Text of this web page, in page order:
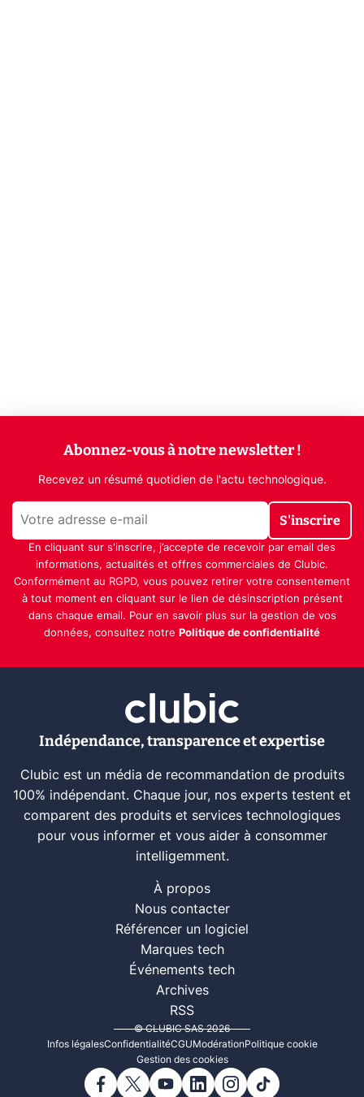
Abonnez-vous à notre newsletter !
Recevez un résumé quotidien de l'actu technologique.
S'inscrire
En cliquant sur s'inscrire, j’accepte de recevoir par email des
informations, actualités et offres commerciales de Clubic.
Conformément au RGPD, vous pouvez retirer votre consentement
à tout moment en cliquant sur le lien de désinscription présent
dans chaque email. Pour en savoir plus sur la gestion de vos
données, consultez notre Politique de confidentialité
Indépendance, transparence et expertise
Clubic est un média de recommandation de produits
100% indépendant. Chaque jour, nos experts testent et
comparent des produits et services technologiques
pour vous informer et vous aider à consommer
intelligemment.
À propos
Nous contacter
Référencer un logiciel
Marques tech
Événements tech
Archives
RSS
© CLUBIC SAS 2026
Infos légalesConfidentialitéCGUModérationPolitique cookie
Gestion des cookies